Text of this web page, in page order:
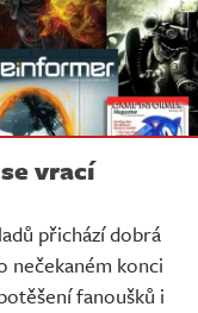
vrací
přichází dobrá
nečekaném konci
fanoušků i